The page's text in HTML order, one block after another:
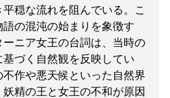
穏な流れを阻んでいる。こ
語の混沌の始まりを象徴す
ーニア女王の台詞は、当時の
基づく自然観を反映してい
不作や悪天候といった自然界
精の王と女王の不和が原因